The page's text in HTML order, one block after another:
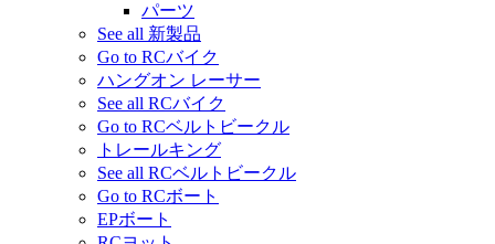
パーツ
See all 新製品
Go to RCバイク
ハングオン レーサー
See all RCバイク
Go to RCベルトビークル
トレールキング
See all RCベルトビークル
Go to RCボート
EPボート